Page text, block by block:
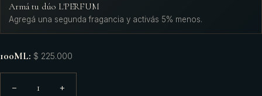
Armá tu dúo L'PERFUM
Agregá una segunda fragancia y activás 5% menos.
100ML: $ 225.000
− 1 +